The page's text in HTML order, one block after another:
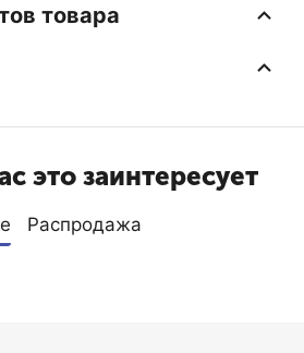
товара
это заинтересует
Распродажа